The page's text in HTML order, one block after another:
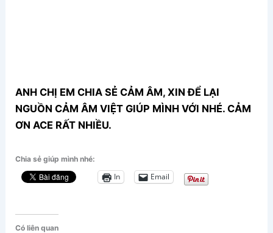
ANH CHỊ EM CHIA SẺ CẢM ÂM, XIN ĐỂ LẠI
NGUỒN CẢM ÂM VIỆT GIÚP MÌNH VỚI NHÉ. CẢM
ƠN ACE RẤT NHIỀU.
Chia sẻ giúp mình nhé:
In Email
Có liên quan